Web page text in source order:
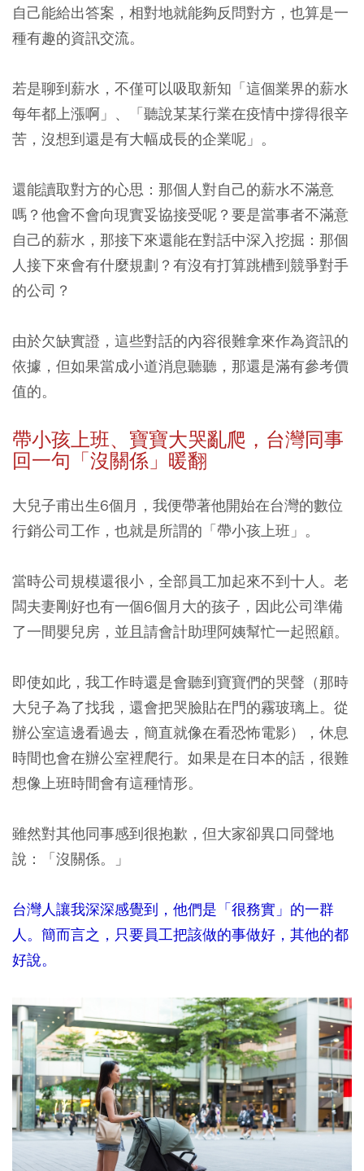
自己能給出答案，相對地就能夠反問對方，也算是一
種有趣的資訊交流。
若是聊到薪水，不僅可以吸取新知「這個業界的薪水
每年都上漲啊」、「聽說某某行業在疫情中撐得很辛
苦，沒想到還是有大幅成長的企業呢」。
還能讀取對方的心思：那個人對自己的薪水不滿意
嗎？他會不會向現實妥協接受呢？要是當事者不滿意
自己的薪水，那接下來還能在對話中深入挖掘：那個
人接下來會有什麼規劃？有沒有打算跳槽到競爭對手
的公司？
由於欠缺實證，這些對話的內容很難拿來作為資訊的
依據，但如果當成小道消息聽聽，那還是滿有參考價
值的。
帶小孩上班、寶寶大哭亂爬，台灣同事
回一句「沒關係」暖翻
大兒子甫出生6個月，我便帶著他開始在台灣的數位
行銷公司工作，也就是所謂的「帶小孩上班」。
當時公司規模還很小，全部員工加起來不到十人。老
闆夫妻剛好也有一個6個月大的孩子，因此公司準備
了一間嬰兒房，並且請會計助理阿姨幫忙一起照顧。
即使如此，我工作時還是會聽到寶寶們的哭聲（那時
大兒子為了找我，還會把哭臉貼在門的霧玻璃上。從
辦公室這邊看過去，簡直就像在看恐怖電影），休息
時間也會在辦公室裡爬行。如果是在日本的話，很難
想像上班時間會有這種情形。
雖然對其他同事感到很抱歉，但大家卻異口同聲地
說：「沒關係。」
台灣人讓我深深感覺到，他們是「很務實」的一群
人。簡而言之，只要員工把該做的事做好，其他的都
好說。